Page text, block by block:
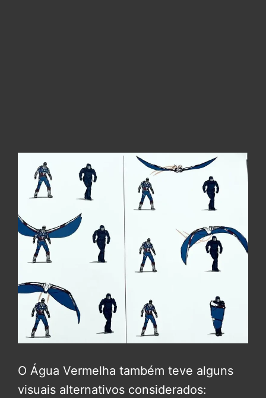
O Água Vermelha também teve alguns
visuais alternativos considerados: